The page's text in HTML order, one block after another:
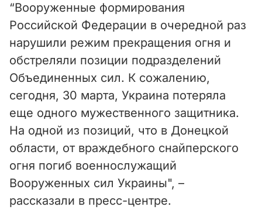
V
i
d
e
o
“Вооруженные формирования
Российской Федерации в очередной раз
нарушили режим прекращения огня и
обстреляли позиции подразделений
Объединенных сил. К сожалению,
сегодня, 30 марта, Украина потеряла
еще одного мужественного защитника.
На одной из позиций, что в Донецкой
области, от враждебного снайперского
огня погиб военнослужащий
Вооруженных сил Украины", –
рассказали в пресс-центре.